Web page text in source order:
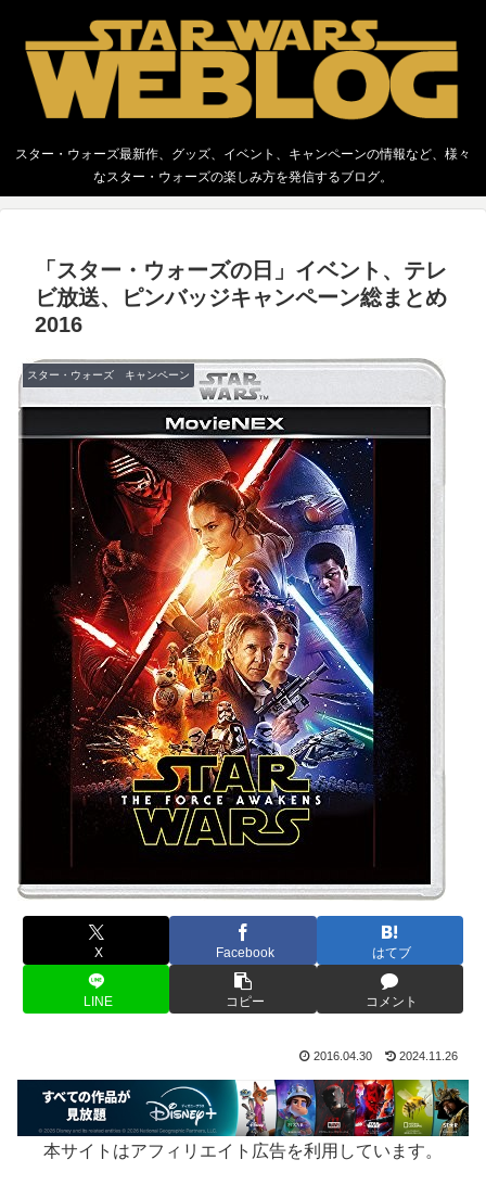
スター・ウォーズ最新作、グッズ、イベント、キャンペーンの情報など、様々
なスター・ウォーズの楽しみ方を発信するブログ。
「スター・ウォーズの日」イベント、テレ
ビ放送、ピンバッジキャンペーン総まとめ
2016
スター・ウォーズ キャンペーン
X Facebook はてブ
LINE コピー コメント
2016.04.30 2024.11.26
本サイトはアフィリエイト広告を利用しています。